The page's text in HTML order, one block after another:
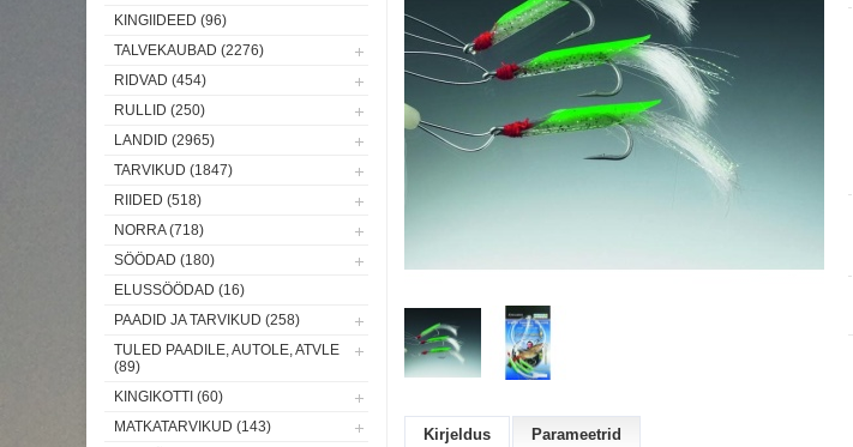
KINGIIDEED (96)
TALVEKAUBAD (2276)
RIDVAD (454)
RULLID (250)
LANDID (2965)
TARVIKUD (1847)
RIIDED (518)
NORRA (718)
SÖÖDAD (180)
ELUSSÖÖDAD (16)
PAADID JA TARVIKUD (258)
TULED PAADILE, AUTOLE, ATVLE
(89)
KINGIKOTTI (60)
MATKATARVIKUD (143)
Kirjeldus Parameetrid